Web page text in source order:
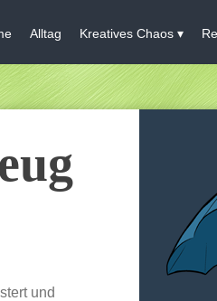
Alltag Kreatives Chaos
und